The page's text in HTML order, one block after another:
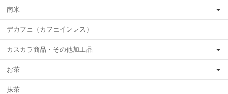
南米
デカフェ（カフェインレス）
カスカラ商品・その他加工品
お茶
抹茶